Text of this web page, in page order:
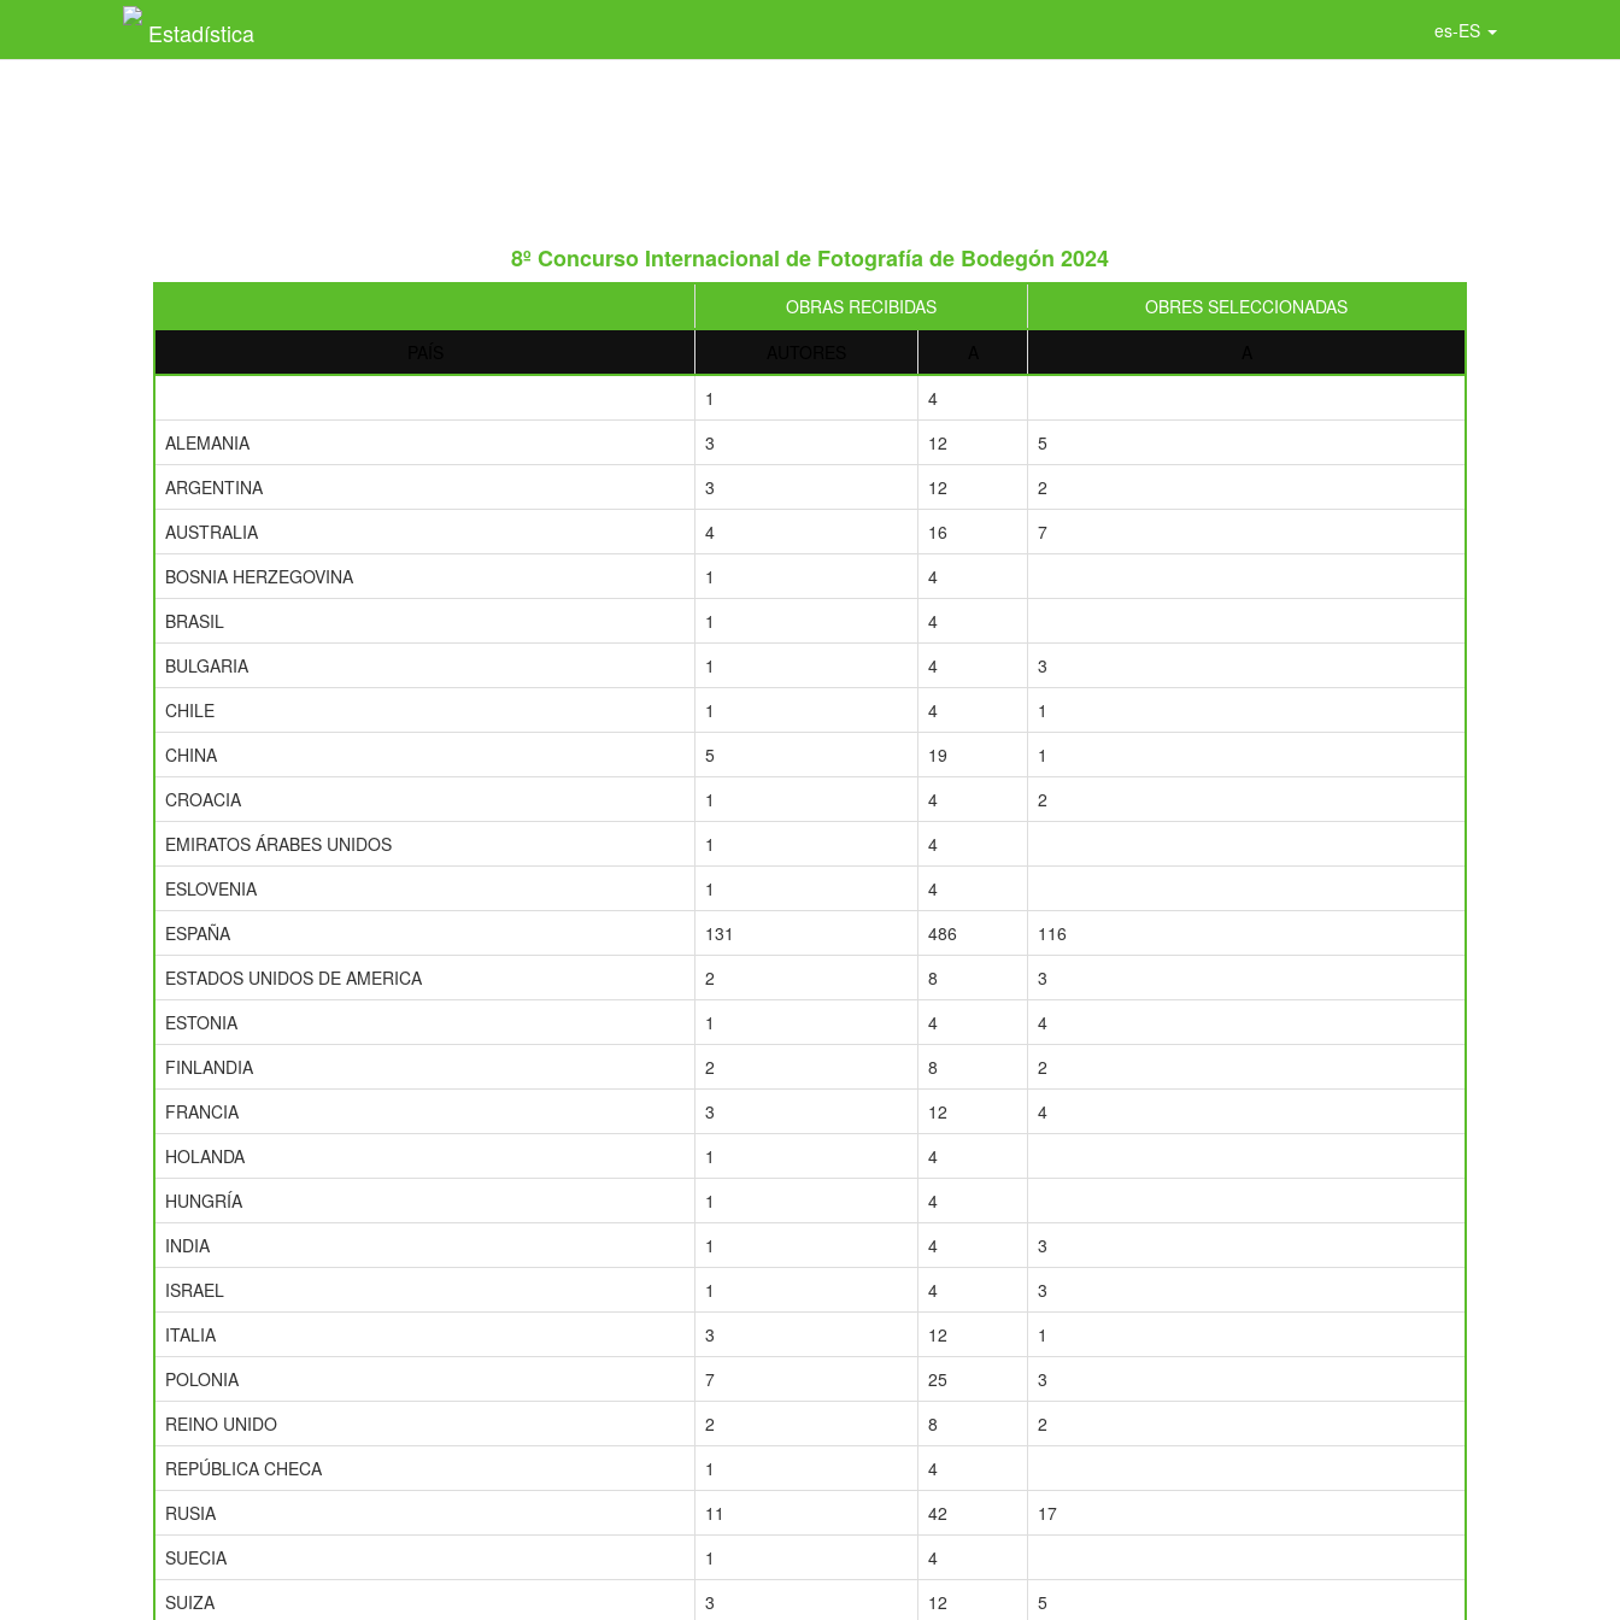
Estadística es-ES
8º Concurso Internacional de Fotografía de Bodegón 2024
OBRAS RECIBIDAS
OBRES SELECCIONADAS
1
4
ALEMANIA
3 12
5
ARGENTINA
3 12
2
AUSTRALIA
4 16
7
BOSNIA HERZEGOVINA
1
4
BRASIL
1
4
BULGARIA
1 4
3
CHILE
1 4
1
CHINA
5 19
1
CROACIA
1 4
2
EMIRATOS ÁRABES UNIDOS
1
4
ESLOVENIA
1
4
ESPAÑA
131 486
116
ESTADOS UNIDOS DE AMERICA
2 8
3
ESTONIA
1 4
4
FINLANDIA
2 8
2
FRANCIA
3 12
4
HOLANDA
1
4
HUNGRÍA
1
4
INDIA
1 4
3
ISRAEL
1 4
3
ITALIA
3 12
1
POLONIA
7 25
3
REINO UNIDO
2 8
2
REPÚBLICA CHECA
1
4
RUSIA
11 42
17
SUECIA
1
4
SUIZA
3 12 5